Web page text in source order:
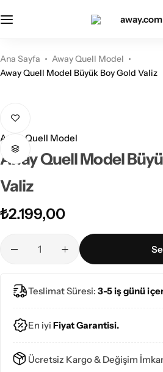
Ana Sayfa
Away Quell Model
Away Quell Model Büyük Boy Gold Valiz
Away Quell Model
Away Quell Model
Valiz
₺2.199,00
Teslimat Süresi: 3-5 iş günü
En iyi Fiyat Garantisi.
Ücretsiz Kargo & Değişim
Orta Boy Valizler
Büyük Boy Valizler
3’lü Valiz Setleri